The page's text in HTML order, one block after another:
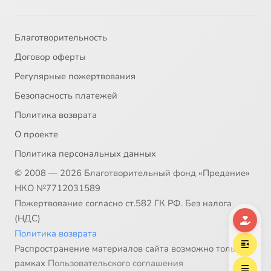
33 033 - О святых людях. Апостолы
35 035 - Святые Борис и Глеб
36 036 - Святая великомученица Екатерина_1
037 - Равноапостольные
38
40
Благотворительность
Договор оферты
Регулярные пожертвования
Безопасность платежей
Политика возврата
О проекте
Политика персональных данных
© 2008 — 2026 Благотворительный фонд «Предание»
НКО №7712031589
Пожертвование согласно ст.582 ГК РФ. Без налога
(НДС)
Политика возврата
Распространение материалов сайта возможно только в
рамках Пользовательского соглашения